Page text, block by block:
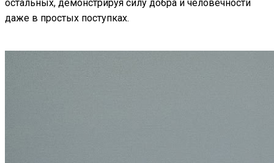
остальных, демонстрируя силу добра и человечности
даже в простых поступках.